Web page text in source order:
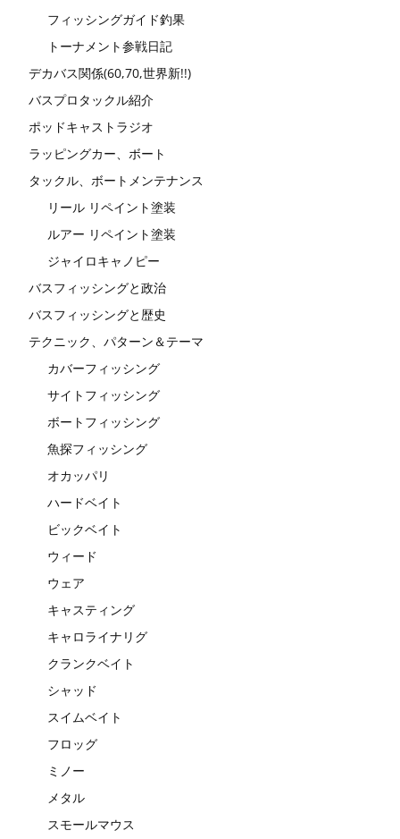
フィッシングガイド釣果
トーナメント参戦日記
デカバス関係(60,70,世界新!!)
バスプロタックル紹介
ポッドキャストラジオ
ラッピングカー、ボート
タックル、ボートメンテナンス
リール リペイント塗装
ルアー リペイント塗装
ジャイロキャノピー
バスフィッシングと政治
バスフィッシングと歴史
テクニック、パターン＆テーマ
カバーフィッシング
サイトフィッシング
ボートフィッシング
魚探フィッシング
オカッパリ
ハードベイト
ビックベイト
ウィード
ウェア
キャスティング
キャロライナリグ
クランクベイト
シャッド
スイムベイト
フロッグ
ミノー
メタル
スモールマウス